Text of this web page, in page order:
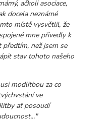
ačkoli asociace,
docela neznámé
místě vysvětlil, že
mne přivedly k
než jsem se
stav tohoto našeho
modlitbou za co
ve
ať posoudí